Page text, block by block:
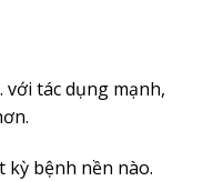
với tác dụng mạnh,
kỳ bệnh nền nào.